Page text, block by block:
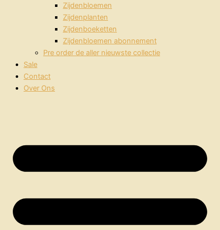
Zijdenbloemen
Zijdenplanten
Zijdenboeketten
Zijdenbloemen abonnement
Pre order de aller nieuwste collectie
Sale
Contact
Over Ons